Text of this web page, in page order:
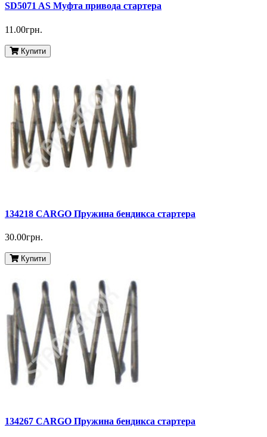
SD5071 AS Муфта привода стартера
11.00грн.
Купити
134218 CARGO Пружина бендикса стартера
30.00грн.
Купити
134267 CARGO Пружина бендикса стартера